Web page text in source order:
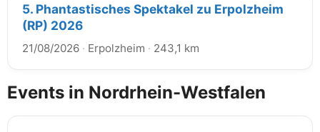
5. Phantastisches Spektakel zu Erpolzheim
(RP) 2026
21/08/2026 · Erpolzheim · 243,1 km
Events in Nordrhein-Westfalen